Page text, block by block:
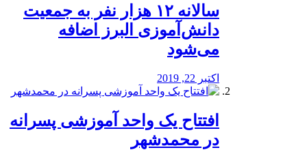
️سالانه ۱۲ هزار نفر به جمعیت
دانش‌آموزی البرز اضافه
می‌شود
اکتبر 22, 2019
افتتاح یک واحد آموزشی پسرانه
در محمدشهر